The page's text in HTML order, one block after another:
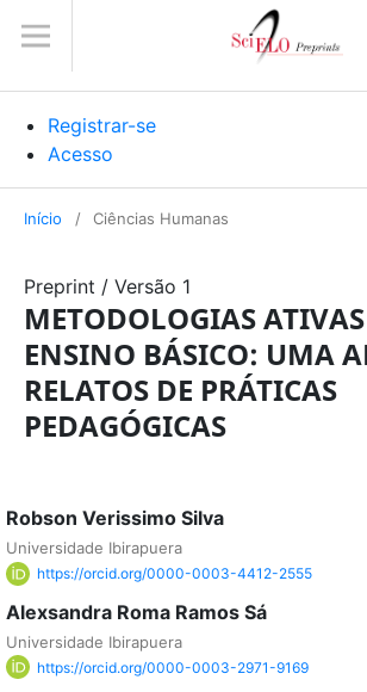
Registrar-se
Acesso
Início / Ciências Humanas
Preprint / Versão 1
METODOLOGIAS
ENSINO BÁSICO: UMA
RELATOS DE PRÁTICAS
PEDAGÓGICAS
Robson Verissimo Silva
Universidade Ibirapuera
https://orcid.org/0000-0003-4412-2555
Alexsandra Roma Ramos Sá
Universidade Ibirapuera
https://orcid.org/0000-0003-2971-9169